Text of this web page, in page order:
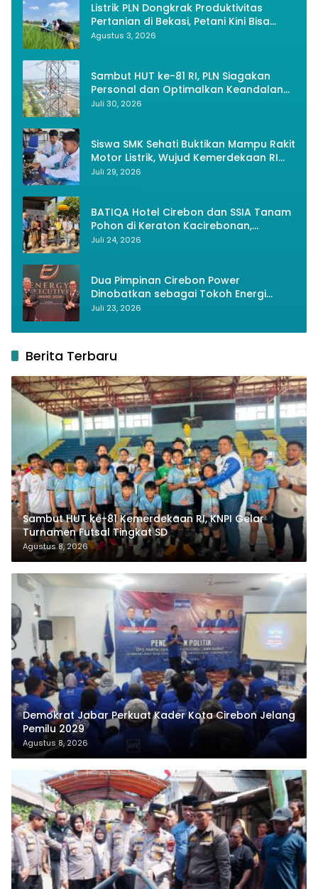
Listrik PLN Dongkrak Produktivitas
Pertanian di Bekasi, Petani Kini Bisa
Panen Tiga Kali Setahun
Agustus 3, 2026
Sambut HUT ke-81 RI, PLN Siagakan
Personal dan Optimalkan Keandalan
Instalasi Transmisi
Juli 30, 2026
Siswa SMK Sehati Buktikan Mampu Rakit
Motor Listrik, Wujud Kemerdekaan RI
Melalui Inovasi dan Kemandirian
Juli 29, 2026
BATIQA Hotel Cirebon dan SSIA Tanam
Pohon di Keraton Kacirebonan,
Lestarikan Budaya dan Lingkungan
Juli 24, 2026
Dua Pimpinan Cirebon Power
Dinobatkan sebagai Tokoh Energi
Berkelanjutan 2026
Juli 23, 2026
Berita Terbaru
Sambut HUT ke-81 Kemerdekaan RI, KNPI Gelar
Turnamen Futsal Tingkat SD
Agustus 8, 2026
Demokrat Jabar Perkuat Kader Kota Cirebon Jelang
Pemilu 2029
Agustus 8, 2026